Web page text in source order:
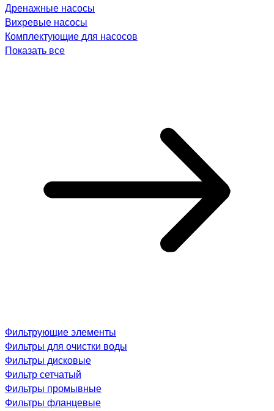
Дренажные насосы
Вихревые насосы
Комплектующие для насосов
Показать все
Фильтрующие элементы
Фильтры для очистки воды
Фильтры дисковые
Фильтр сетчатый
Фильтры промывные
Фильтры фланцевые